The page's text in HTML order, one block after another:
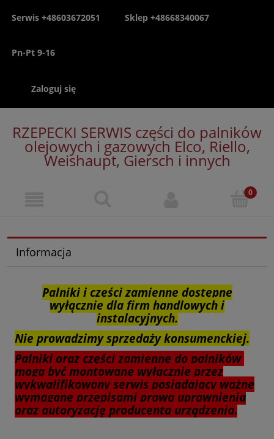
Serwis +48603672051 Sklep +48668340067
Pn-Pt 9-16
Zaloguj się
RZEPECKI SERWIS części do palników
olejowych i gazowych Elco, Riello,
Weishaupt, Giersch i innych
Informacja
Palniki i części zamienne dostępne
wyłącznie dla firm handlowych i
instalacyjnych.
Nie prowadzimy sprzedaży konsumenckiej.
Palniki oraz części zamienne do palników
mogą być montowane wyłącznie przez
wykwalifikowany serwis posiadający ważne
wymagane przepisami prawa uprawnienia
oraz autoryzację producenta urządzenia.